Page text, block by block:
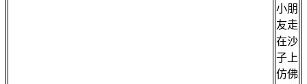
小朋
友走
在沙
子上
仿佛